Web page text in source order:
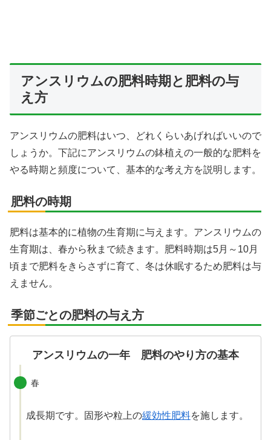
アンスリウムの肥料時期と肥料の与
え方
アンスリウムの肥料はいつ、どれくらいあげればいいので
しょうか。下記にアンスリウムの鉢植えの一般的な肥料を
やる時期と頻度について、基本的な考え方を説明します。
肥料の時期
肥料は基本的に植物の生育期に与えます。アンスリウムの
生育期は、春から秋まで続きます。肥料時期は5月～10月
頃まで肥料をきらさずに育て、冬は休眠するため肥料は与
えません。
季節ごとの肥料の与え方
アンスリウムの一年 肥料のやり方の基本
春
成長期です。固形や粒上の緩効性肥料を施します。